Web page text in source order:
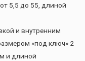
5,5 до 55, длиной
и внутренним
«под ключ» 2
и длиной